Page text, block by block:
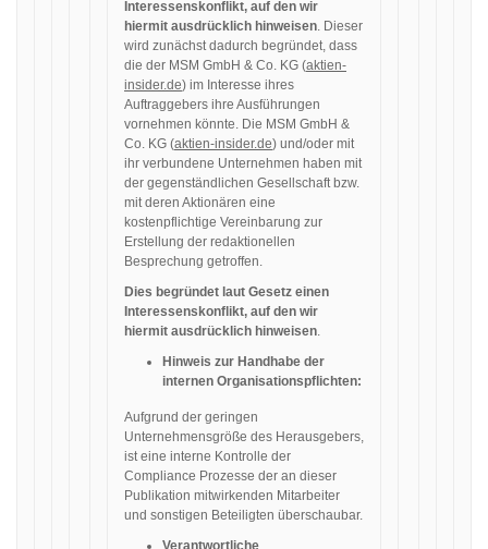
Interessenskonflikt, auf den wir
hiermit ausdrücklich hinweisen. Dieser
wird zunächst dadurch begründet, dass
die der MSM GmbH & Co. KG (aktien-
insider.de) im Interesse ihres
Auftraggebers ihre Ausführungen
vornehmen könnte. Die MSM GmbH &
Co. KG (aktien-insider.de) und/oder mit
ihr verbundene Unternehmen haben mit
der gegenständlichen Gesellschaft bzw.
mit deren Aktionären eine
kostenpflichtige Vereinbarung zur
Erstellung der redaktionellen
Besprechung getroffen.
Dies begründet laut Gesetz einen
Interessenskonflikt, auf den wir
hiermit ausdrücklich hinweisen.
Hinweis zur Handhabe der
internen Organisationspflichten:
Aufgrund der geringen
Unternehmensgröße des Herausgebers,
ist eine interne Kontrolle der
Compliance Prozesse der an dieser
Publikation mitwirkenden Mitarbeiter
und sonstigen Beteiligten überschaubar.
Verantwortliche